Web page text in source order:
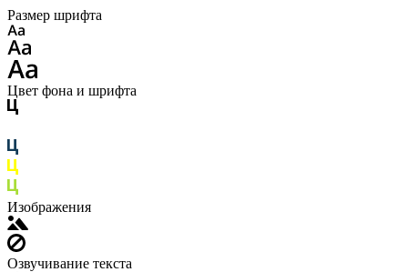
Размер шрифта
Цвет фона и шрифта
Изображения
Озвучивание текста